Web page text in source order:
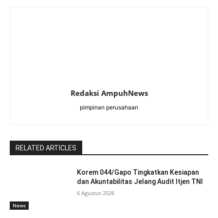
Redaksi AmpuhNews
pimpinan perusahaan
RELATED ARTICLES
News
Korem 044/Gapo Tingkatkan Kesiapan
dan Akuntabilitas Jelang Audit Itjen TNI
6 Agustus 2026